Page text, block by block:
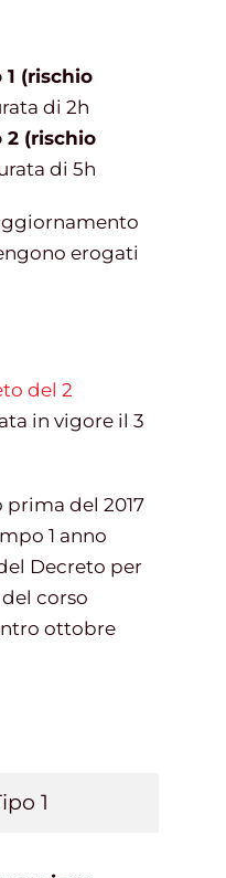
(rischio
di 2h
(rischio
di 5h
erogati
del 2
in vigore il 3
prima del 2017
1 anno
Decreto per
corso
ottobre
1